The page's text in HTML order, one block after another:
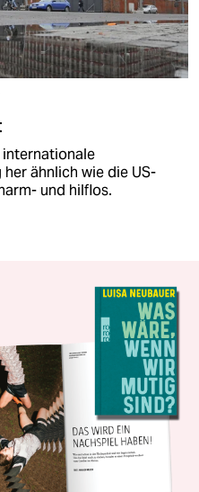
internationale
ähnlich wie die US-
und hilflos.